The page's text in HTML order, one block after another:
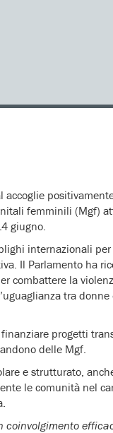
accoglie
femminili (Mgf)
giugno.
internazionali
Il Parlamento ha
combattere la
tra
progetti
delle Mgf.
e strutturato,
le comunità nel
coinvolgimento